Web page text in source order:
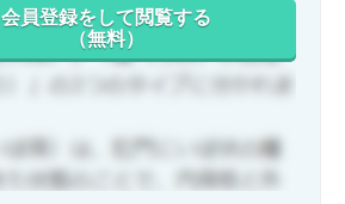
会員登録をして閲覧する
（無料）